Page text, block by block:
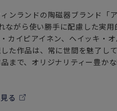
いる方、大切な方へ
ンマークなど、北欧（北部ヨー
テーブルウェア“北欧食器”は
ンランドの陶磁器ブランド「
ながら使い勝手に配慮した実
カイピアイネン、ヘイッキ・
た作品は、常に世間を魅了し
まで、オリジナリティー豊か
る